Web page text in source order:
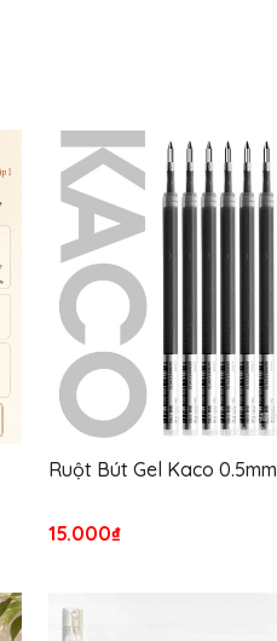
Ruột Bút Gel Kaco 0.5mm
15.000₫